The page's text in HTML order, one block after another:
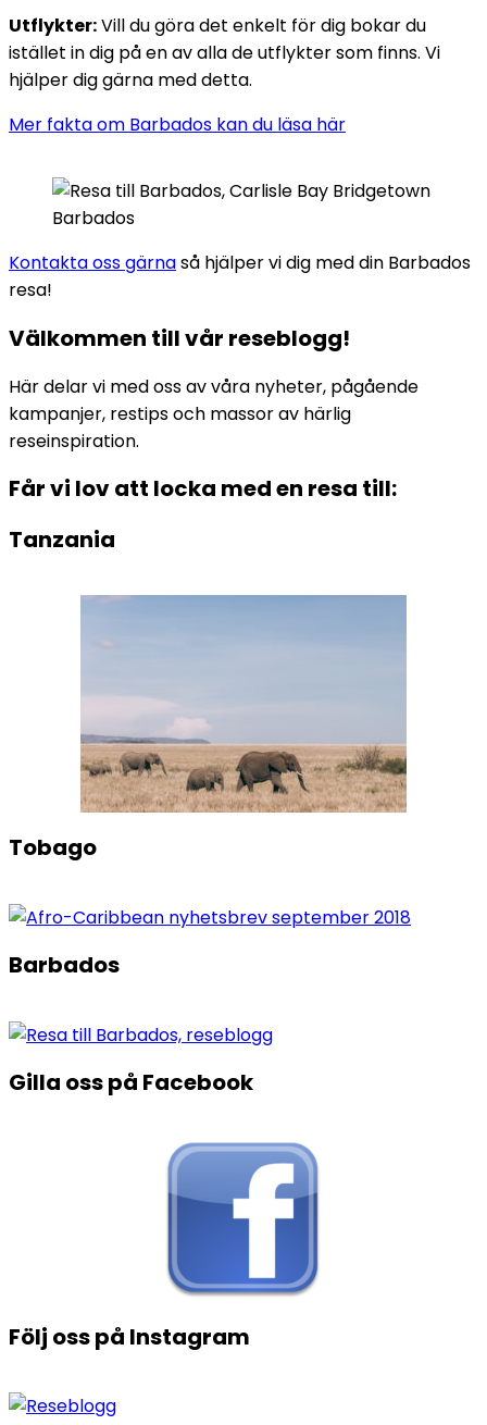
Utflykter:Vill du göra det enkelt för dig bokar du
istället in dig på en av alla de utflykter som finns. Vi
hjälper dig gärna med detta.
Mer fakta om Barbados kan du läsa här
Kontakta oss gärnaså hjälper vi dig med din Barbados
resa!
Välkommen till vår reseblogg!
Här delar vi med oss av våra nyheter, pågående
kampanjer, restips och massor av härlig
reseinspiration.
Får vi lov att locka med en resa till:
Tanzania
Tobago
Barbados
Gilla oss på Facebook
Följ oss på Instagram